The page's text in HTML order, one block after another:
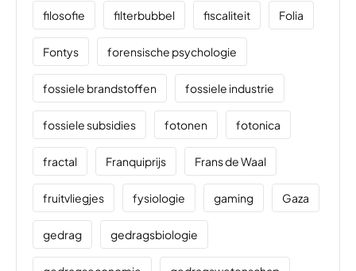
filosofie filterbubbel fiscaliteit Folia
Fontys forensische psychologie
fossiele brandstoffen fossiele industrie
fossiele subsidies fotonen fotonica
fractal Franquiprijs Frans de Waal
fruitvliegjes fysiologie gaming Gaza
gedrag gedragsbiologie